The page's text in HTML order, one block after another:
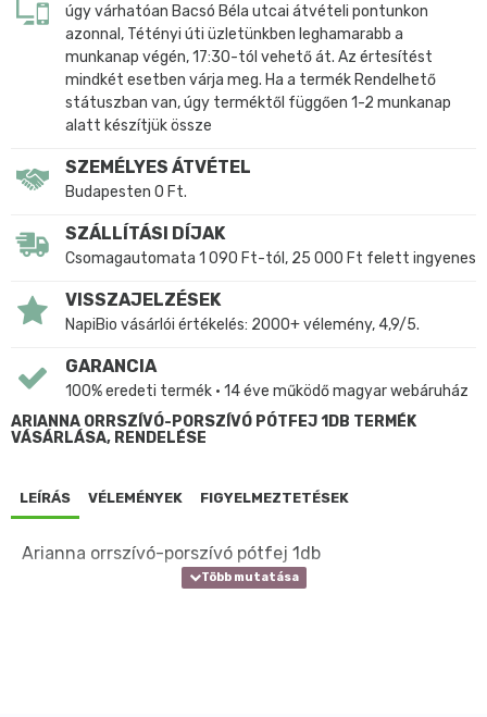
úgy várhatóan Bacsó Béla utcai átvételi pontunkon
azonnal, Tétényi úti üzletünkben leghamarabb a
munkanap végén, 17:30-tól vehető át. Az értesítést
mindkét esetben várja meg. Ha a termék Rendelhető
státuszban van, úgy terméktől függően 1-2 munkanap
alatt készítjük össze
SZEMÉLYES ÁTVÉTEL
Budapesten 0 Ft.
SZÁLLÍTÁSI DÍJAK
Csomagautomata 1 090 Ft-tól, 25 000 Ft felett ingyenes
VISSZAJELZÉSEK
NapiBio vásárlói értékelés: 2000+ vélemény, 4,9/5.
GARANCIA
100% eredeti termék • 14 éve működő magyar webáruház
ARIANNA ORRSZÍVÓ-PORSZÍVÓ PÓTFEJ 1DB TERMÉK
VÁSÁRLÁSA, RENDELÉSE
LEÍRÁS VÉLEMÉNYEK FIGYELMEZTETÉSEK
Arianna orrszívó-porszívó pótfej 1db